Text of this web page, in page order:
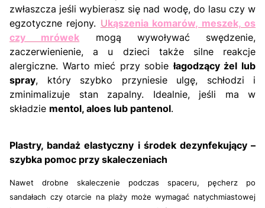
zwłaszcza jeśli wybierasz się nad wodę, do lasu czy w
egzotyczne rejony. Ukąszenia komarów, meszek, os
czy mrówek mogą wywoływać swędzenie,
zaczerwienienie, a u dzieci także silne reakcje
alergiczne. Warto mieć przy sobiełagodzący żel lub
spray, który szybko przyniesie ulgę, schłodzi i
zminimalizuje stan zapalny. Idealnie, jeśli ma w
składzie mentol, aloes lub pantenol.
Plastry, bandaż elastyczny i środek dezynfekujący –
szybka pomoc przy skaleczeniach
Nawet drobne skaleczenie podczas spaceru, pęcherz po
sandałach czy otarcie na plaży może wymagać natychmiastowej